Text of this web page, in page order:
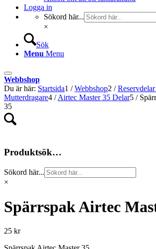
Logga in
Sökord här...
×
Sök
Menu Menu
Webbshop
Du är här: Startsida1 / Webbshop2 /
Mutterdragare4 / Airtec Master 35 Delar5 /
35
Produktsök…
Sökord här...
×
Spärrspak Airtec
25 kr